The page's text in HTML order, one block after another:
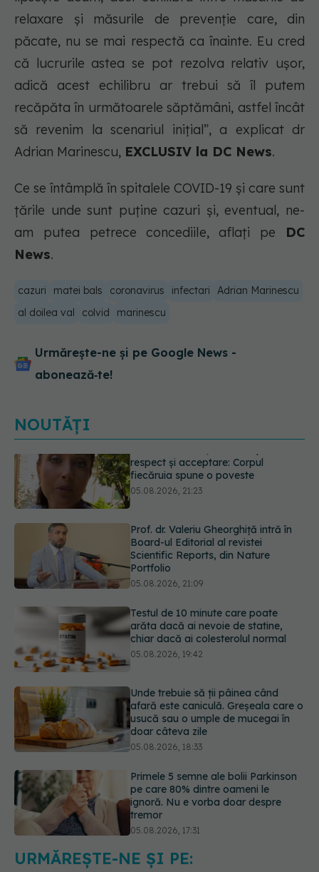
relaxare și măsurile de prevenție care, din
păcate, nu se mai respectă ca înainte. Eu cred
că lucrurile astea se pot rezolva relativ ușor,
adică acest echilibru ar trebui să îl putem
recăpăta în următoarele săptămâni, astfel încât
să revenim la scenariul inițial”, a explicat dr
Adrian Marinescu, EXCLUSIV la DC News.
Ce se întâmplă în spitalele COVID-19 și care sunt
țările unde sunt puține cazuri și, eventual, ne-
am putea petrece concediile, aflați pe DC
News.
cazuri matei bals coronavirus infectari
Adrian Marinescu
al doilea val
colvid marinescu
Urmărește-ne și pe Google News -
abonează‑te!
NOUTĂȚI
Prof. dr. Valeriu Gheorghiță intră în
Board-ul Editorial al revistei
05.08.2026, 21:09
Testul de 10 minute care poate
arăta dacă ai nevoie de statine,
chiar dacă ai colesterolul normal
Unde trebuie să ții pâinea când
afară este caniculă. Greșeala care o
05.08.2026, 18:33
Primele 5 semne ale bolii Parkinson
pe care 80% dintre oameni le
ignoră. Nu e vorba doar despre
05.08.2026, 17:31
Gabriela Cristea, manifest pentru
respect și acceptare: Corpul
fiecăruia spune o poveste
URMĂREȘTE-NE ȘI PE: